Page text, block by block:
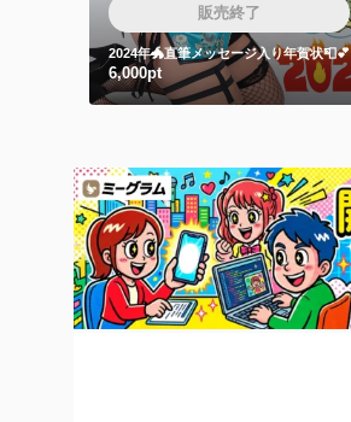
販売終了
2024年🐲直筆メッセージ入り年賀状📮💕
6,000pt